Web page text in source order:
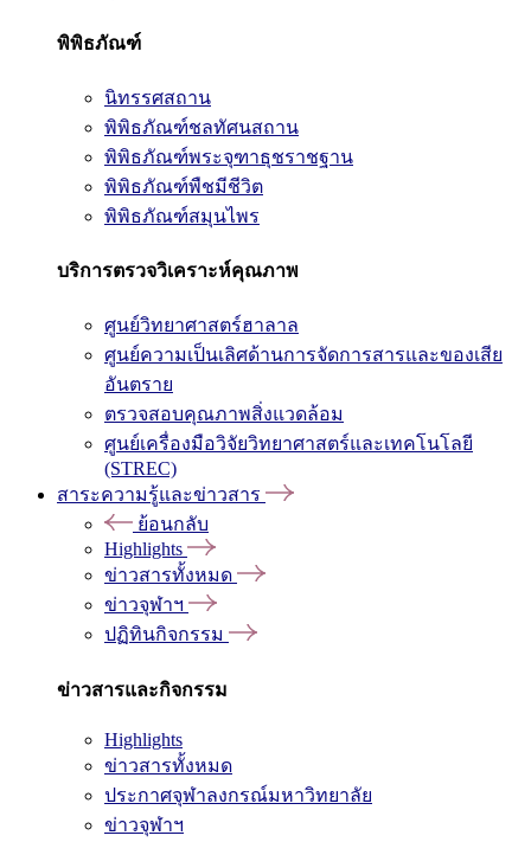
พิพิธภัณฑ์
นิทรรศสถาน
พิพิธภัณฑ์ชลทัศนสถาน
พิพิธภัณฑ์พระจุฑาธุชราชฐาน
พิพิธภัณฑ์พืชมีชีวิต
พิพิธภัณฑ์สมุนไพร
บริการตรวจวิเคราะห์คุณภาพ
ศูนย์วิทยาศาสตร์ฮาลาล
ศูนย์ความเป็นเลิศด้านการจัดการสารและของเสีย
อันตราย
ตรวจสอบคุณภาพสิ่งแวดล้อม
ศูนย์เครื่องมือวิจัยวิทยาศาสตร์และเทคโนโลยี
(STREC)
สาระความรู้และข่าวสาร
ย้อนกลับ
Highlights
ข่าวสารทั้งหมด
ข่าวจุฬาฯ
ปฏิทินกิจกรรม
ข่าวสารและกิจกรรม
Highlights
ข่าวสารทั้งหมด
ประกาศจุฬาลงกรณ์มหาวิทยาลัย
ข่าวจุฬาฯ